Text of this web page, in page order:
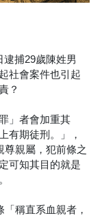
捕29歲陳姓男
社會案件也引起
？
」者會加重其
有期徒刑。」，
尊親屬，犯前條之
可知其目的就是
稱直系血親者，